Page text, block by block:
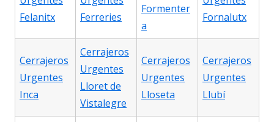
Felanitx
Ferreries
Formenter
a
Fornalutx
Cerrajeros
Urgentes
Inca
Cerrajeros
Urgentes
Lloret de
Vistalegre
Cerrajeros
Urgentes
Lloseta
Cerrajeros
Urgentes
Llubí